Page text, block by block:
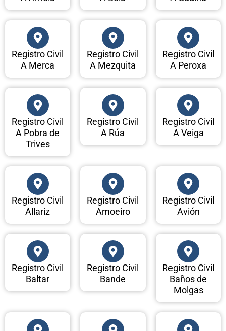
Registro Civil
A Merca
Registro Civil
A Mezquita
Registro Civil
A Peroxa
Registro Civil
A Pobra de
Trives
Registro Civil
A Rúa
Registro Civil
A Veiga
Registro Civil
Allariz
Registro Civil
Amoeiro
Registro Civil
Avión
Registro Civil
Baltar
Registro Civil
Bande
Registro Civil
Baños de
Molgas